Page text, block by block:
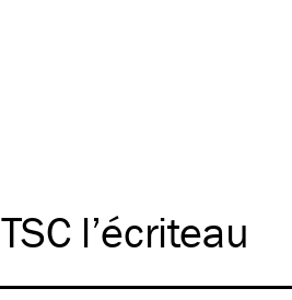
TSCl’écriteau